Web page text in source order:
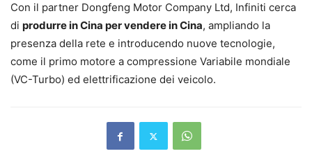
Con il partner Dongfeng Motor Company Ltd, Infiniti cerca
di produrre in Cina per vendere in Cina, ampliando la
presenza della rete e introducendo nuove tecnologie,
come il primo motore a compressione Variabile mondiale
(VC-Turbo) ed elettrificazione dei veicolo.